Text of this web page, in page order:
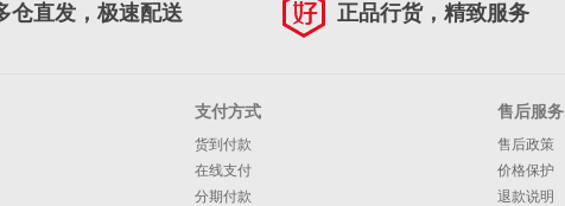
仓直发，极速配送 正品行货，精致服务
支付方式
货到付款
在线支付
分期付款
售后服务
售后政策
价格保护
退款说明